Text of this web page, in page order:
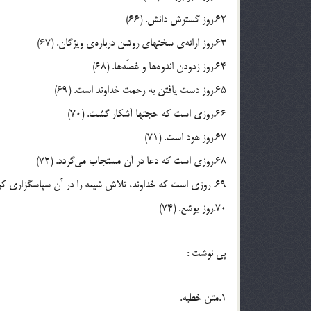
62.روز گسترش دانش. (66)
63.روز ارائه‌ی سخنها‌ی روشن درباره‌ی ویژگان. (67)
64.روز زدودن اندوه‌ها و غصّه‌ها. (68)
65.روز دست یافتن به رحمت خداوند است. (69)
66.روزی است که حجتها آشکار گشت. (70)
67.روز هود است. (71)
68.روزی است که دعا در آن مستجاب می‌گردد. (72)
69. روزی است که خداوند، تلاش شیعه را در آن سپاسگزاری کرده است. (73)
70.روز یوشع. (74)
پي نوشت :
1.متن خطبه.